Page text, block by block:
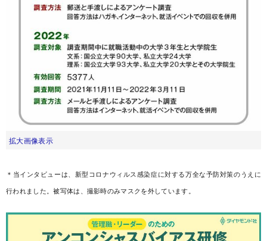
拡大画像表示
＊当インタビューは、新型コロナウィルス感染症に対する万全な予防対策のうえに
行われました。被写体は、撮影時のみマスクを外しています。